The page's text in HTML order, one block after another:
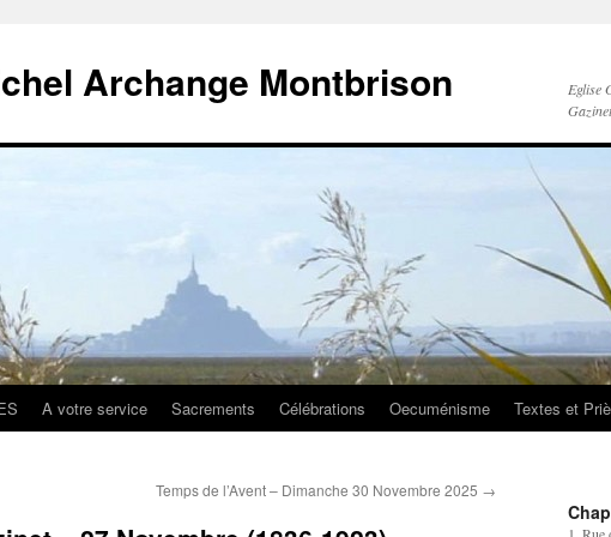
Archange Montbrison
Eglise
Gazinet
A votre service Sacrements Célébrations Oecuménisme Textes et
Temps de l’Avent – Dimanche 30 Novembre 2025 →